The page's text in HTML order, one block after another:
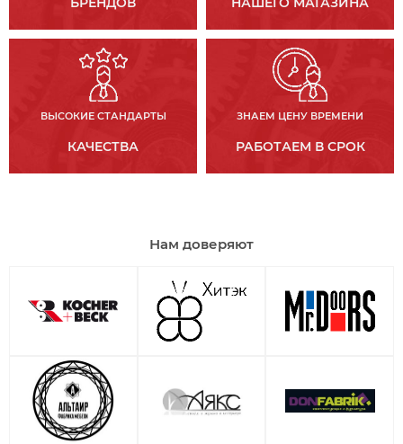
ВЫСОКИЕ СТАНДАРТЫ
КАЧЕСТВА
ЗНАЕМ ЦЕНУ ВРЕМЕНИ
РАБОТАЕМ В СРОК
Нам доверяют